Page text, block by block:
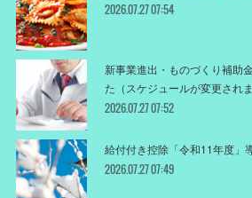
2026.07.27 07:54
新事業進出・ものづくり補助
た（スケジュールが変更されま
2026.07.27 07:52
給付付き控除「令和11年度」
2026.07.27 07:49